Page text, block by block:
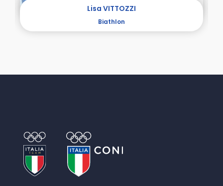
Lisa VITTOZZI
Biathlon